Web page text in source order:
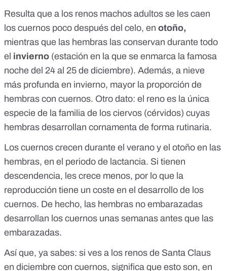
Resulta que a los renos machos adultos se les caen
los cuernos poco después del celo, en otoño,
mientras que las hembras las conservan durante todo
el invierno (estación en la que se enmarca la famosa
noche del 24 al 25 de diciembre). Además, a nieve
más profunda en invierno, mayor la proporción de
hembras con cuernos. Otro dato: el reno es la única
especie de la familia de los ciervos (cérvidos) cuyas
hembras desarrollan cornamenta de forma rutinaria.
Los cuernos crecen durante el verano y el otoño en las
hembras, en el periodo de lactancia. Si tienen
descendencia, les crece menos, por lo que la
reproducción tiene un coste en el desarrollo de los
cuernos. De hecho, las hembras no embarazadas
desarrollan los cuernos unas semanas antes que las
embarazadas.
Así que, ya sabes: si ves a los renos de Santa Claus
en diciembre con cuernos, significa que esto son, en